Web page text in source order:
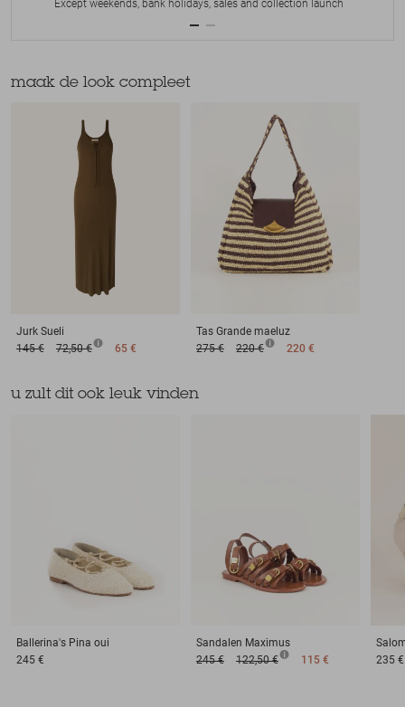
Except weekends, bank holidays, sales and collection launch
maak de look compleet
Jurk Sueli
145 €
72,50 € 65 €
Tas Grande maeluz
275 €
220 € 220 €
u zult dit ook leuk vinden
Ballerina's Pina oui
245 €
Sandalen Maximus
245 €
122,50 € 115 €
235 €